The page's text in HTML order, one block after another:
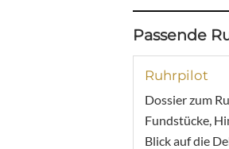
Passende
Ruhrpilot
Dossier zum
Fundstücke,
Blick auf die